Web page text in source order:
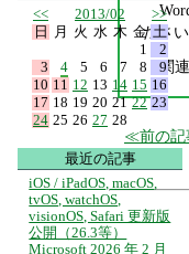
ださい
関
前の記
<<
2013/02
>>
日
月 火 水 木 金 土
1
2
3
4 5 6 7 8
9
10 11 12 13 14 15 16
17 18 19 20 21 22 23
24 25 26 27 28
最近の記事
iOS / iPadOS, macOS,
tvOS, watchOS,
visionOS, Safari 更新版
公開（26.3等）
Microsoft 2026 年 2 月